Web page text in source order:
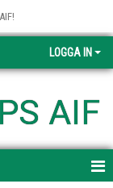
LOGGA IN
AIF